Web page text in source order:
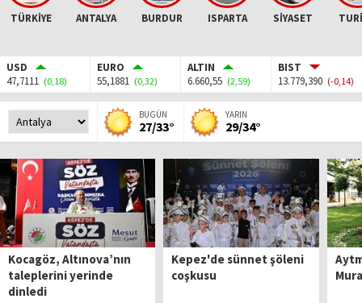
TÜRKİYE ANTALYA BURDUR ISPARTA SİYASET
USD
47,7111 (0,18)
EURO
55,1881 (0,32)
ALTIN
6.660,55 (2,59)
BIST
13.779,390 (-0,14)
BUGÜN
27/33°
YARIN
29/34°
Kocagöz, Altınova’nın
taleplerini yerinde
dinledi
Kepez'de sünnet şöleni
coşkusu